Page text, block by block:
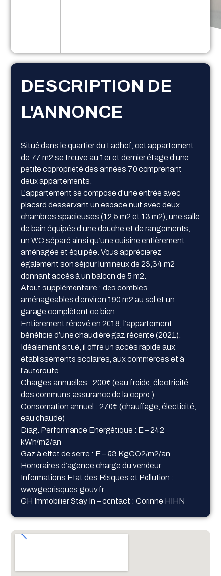
DESCRIPTION DE
L'ANNONCE
Situé dans le quartier du Ladhof, cet appartement
de 77 m2 se trouve au 1er et dernier étage d’une
petite copropriété des années 70 comprenant
deux appartements.
L’appartement se compose d’une entrée avec
placard desservant un espace nuit avec deux
chambres spacieuses (12,5 m2 et 13 m2), une salle
de bain équipée d’une douche et de rangements,
un WC séparé ainsi qu’une cuisine entièrement
aménagée et équipée. Vous apprécierez
également son séjour lumineux de 23,34 m2
donnant accès à un balcon de 5 m2.
Atout supplémentaire : des combles
aménageables d’environ 190 m2 au sol et un
garage complètent ce bien.
Entièrement rénové en 2018, l’appartement
bénéficie d’une chaudière gaz récente (2021).
Idéalement situé, il offre un accès rapide aux
établissements scolaires, aux commerces et à
l’autoroute.
Charges annuelles : 200€ (eau froide, électricité
des communs,assurance de la copro.)
Consomation annuel : 270€ (chauffage, électicité,
eau chaude)
Diag. Performance Energétique : E – 242
kWh/m2/an
Gaz à effet de serre : E – 53 KgCO2/m2/an
Honoraires d’agence charge du vendeur
Informations Etat des Risques et Pollution :
www.georisques.gouv.fr
GH Immobilier Stay In – contact : Corinne HIHN